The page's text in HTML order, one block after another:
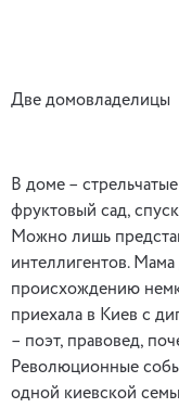
Две домовладелицы
В доме –
фруктовый сад,
Можно лишь
интеллигентов.
происхождению
приехала в Киев с
– поэт, правовед,
Революционные
одной киевской